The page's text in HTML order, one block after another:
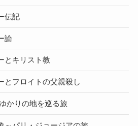
伝記
論
とキリスト教
とフロイトの父親殺し
かりの地を巡る旅